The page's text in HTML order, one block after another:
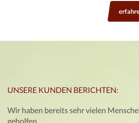
UNSERE KUNDEN BERICHTEN:
Wir haben bereits sehr vielen
geholfen.